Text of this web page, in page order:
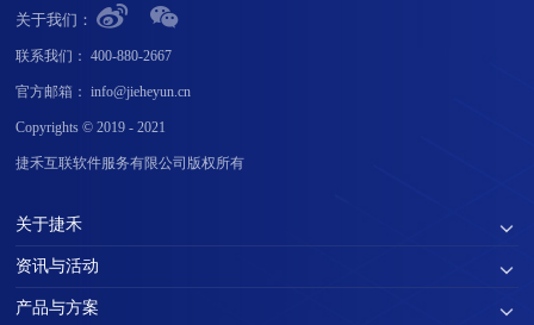
关于我们：
联系我们： 400-880-2667
官方邮箱： info@jieheyun.cn
Copyrights © 2019 - 2021
捷禾互联软件服务有限公司版权所有
关于捷禾
资讯与活动
产品与方案